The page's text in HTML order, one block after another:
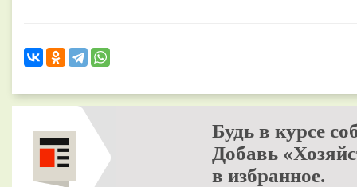
Будь в курсе
Добавь
в избранное.